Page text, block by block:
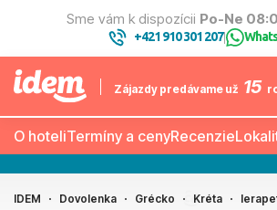
Sme vám k dispozícii Po-Ne
+421 910 301 207|
Zájazdy predávame už 15
O hoteliTermíny a cenyRecenzie
IDEM Dovolenka Grécko Kréta